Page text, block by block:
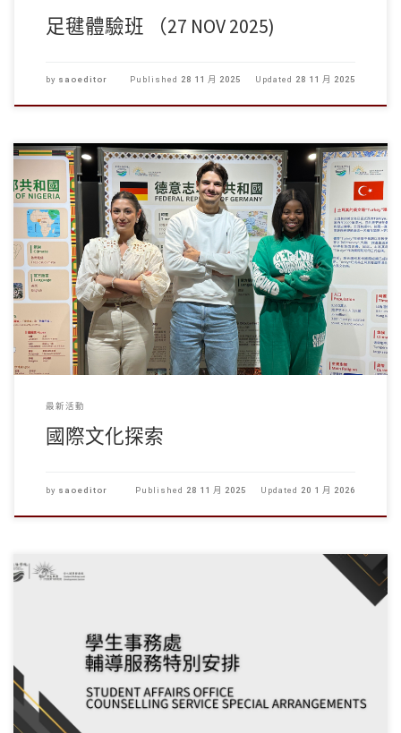
足毽體驗班 （27 NOV 2025)
by saoeditor Published 28 11 月 2025 Updated 28 11 月 2025
學生事務處於2025年11月26-27日舉辦了「國際文化探索 […]
最新活動
國際文化探索
by saoeditor Published 28 11 月 2025 Updated 20 1 月 2026
各位同學及教職員： 就昨日香港發生的大型火災事故，我們向所有 […]